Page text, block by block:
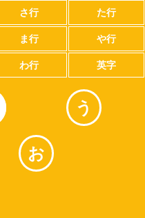
さ行 た行
ま行 や行
わ行 英字
う
お